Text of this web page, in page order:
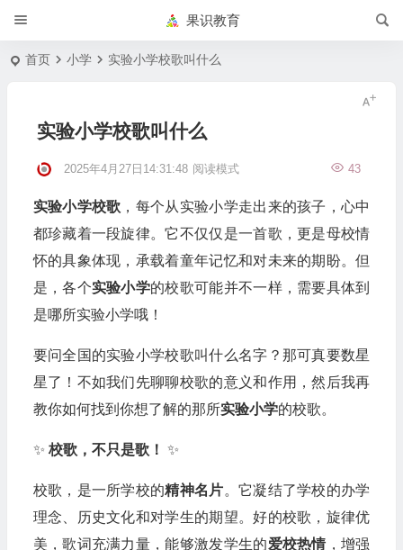
果识教育
首页 小学 实验小学校歌叫什么
实验小学校歌叫什么
2025年4月27日14:31:48 43
阅读模式
实验小学校歌 ，每个从实验小学走出来的孩子，心中
都珍藏着一段旋律。它不仅仅是一首歌，更是母校情
怀的具象体现，承载着童年记忆和对未来的期盼。但
是，各个实验小学的校歌可能并不一样，需要具体到
是哪所实验小学哦！
要问全国的实验小学校歌叫什么名字？那可真要数星
星了！不如我们先聊聊校歌的意义和作用，然后我再
教你如何找到你想了解的那所实验小学的校歌。
✨ 校歌，不只是歌！ ✨
校歌，是一所学校的精神名片。它凝结了学校的办学
理念、历史文化和对学生的期望。好的校歌，旋律优
美，歌词充满力量，能够激发学生的爱校热情，增强